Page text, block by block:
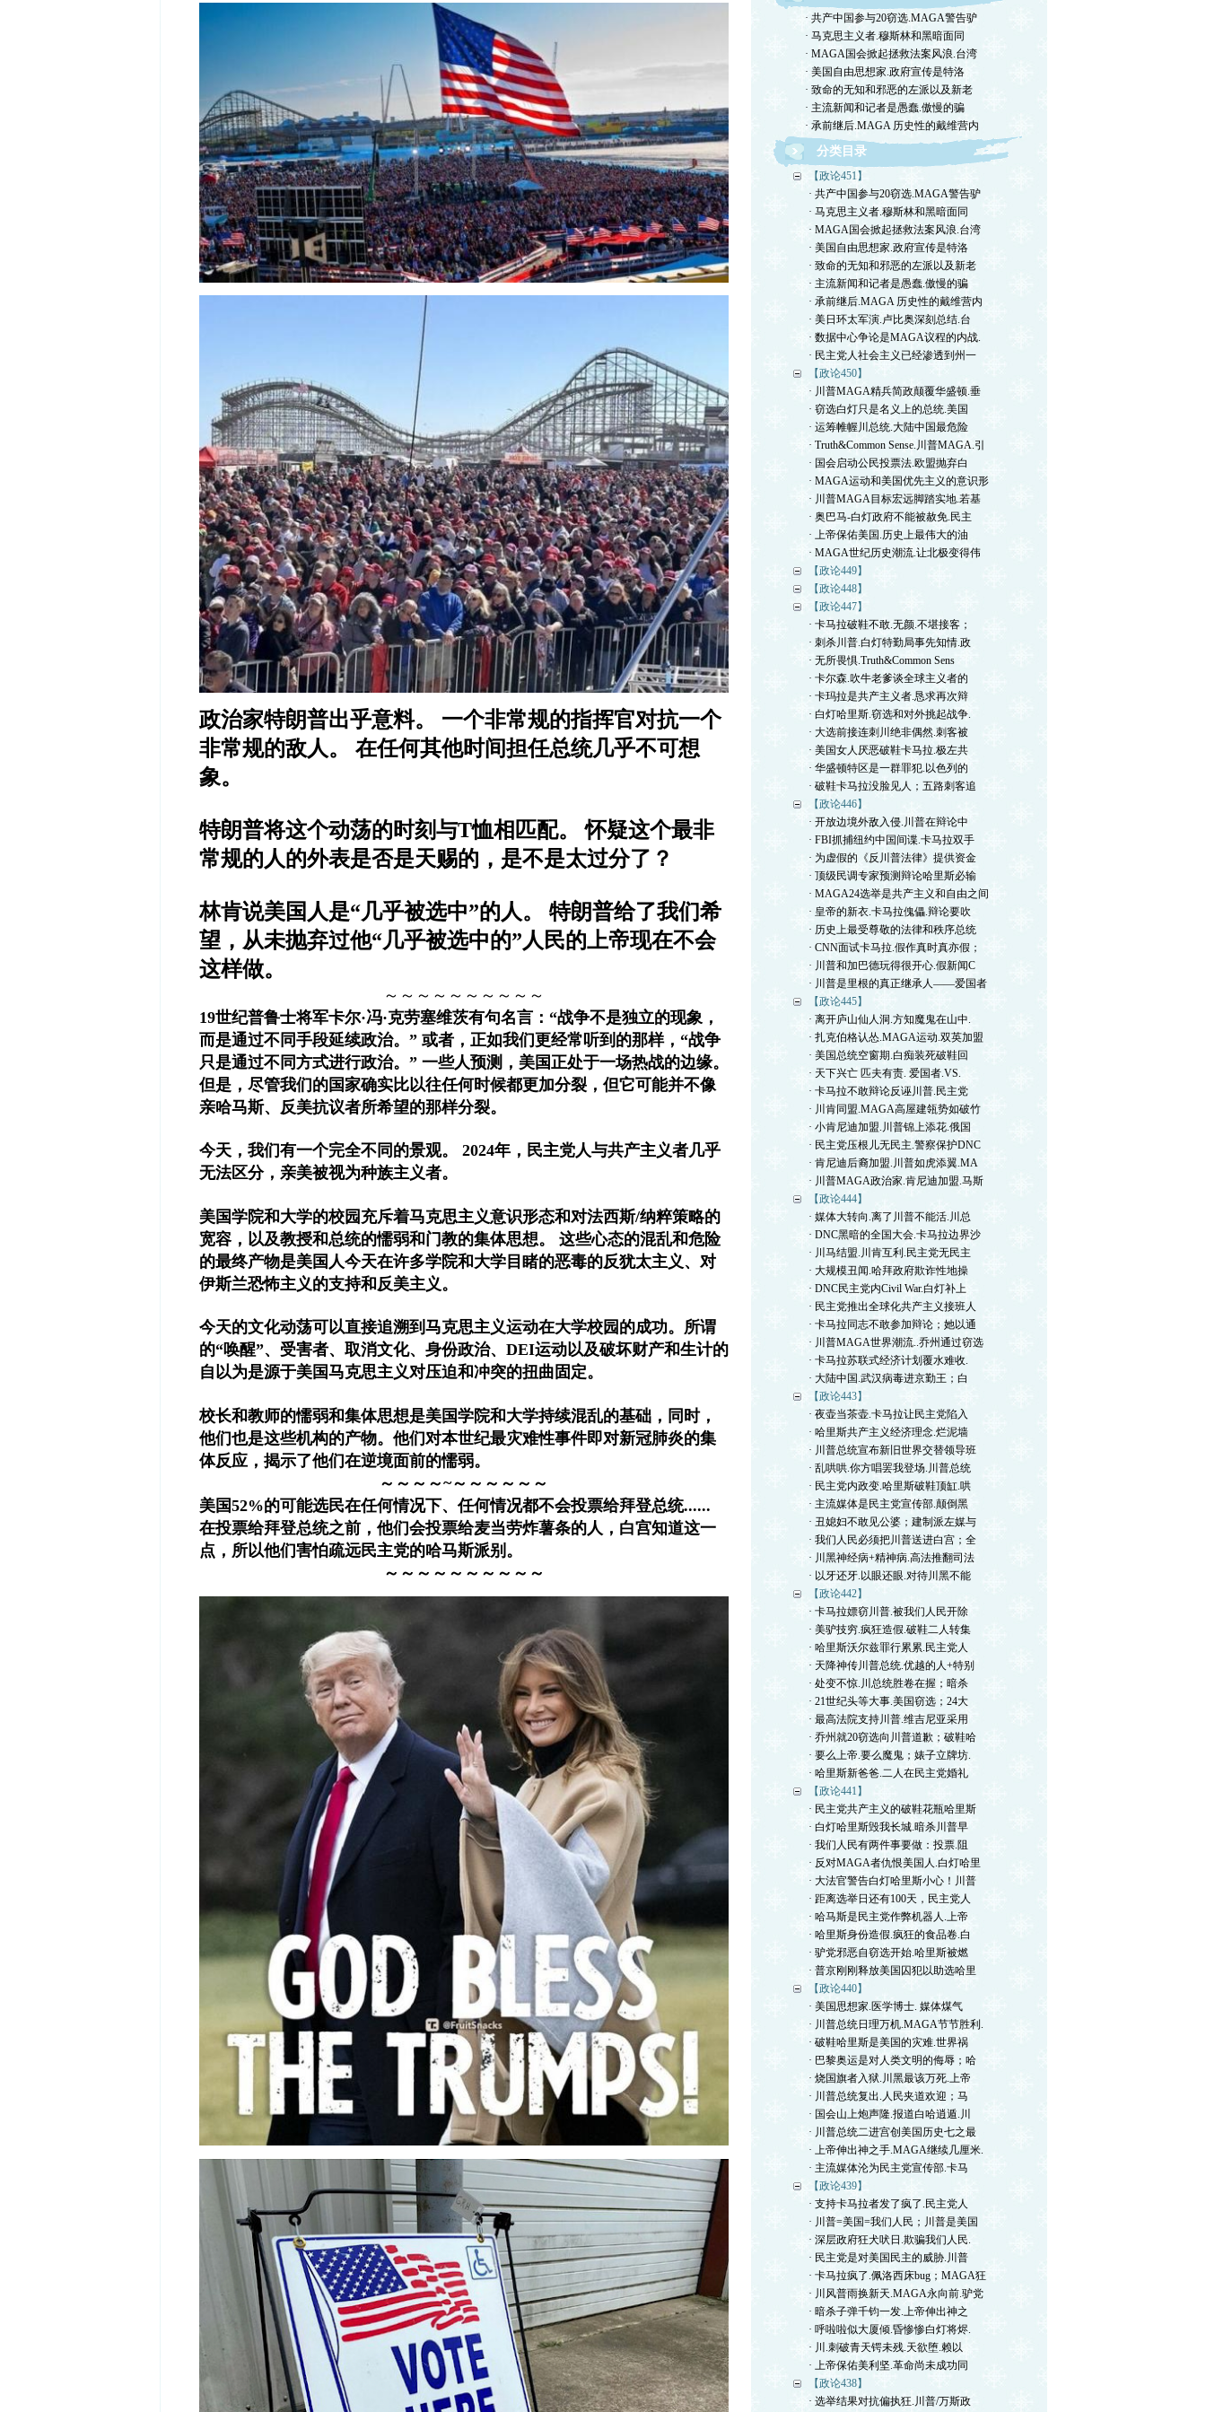
政治家特朗普出乎意料。 一个非常规的指挥官对抗一个
非常规的敌人。 在任何其他时间担任总统几乎不可想
象。
特朗普将这个动荡的时刻与T恤相匹配。 怀疑这个最非
常规的人的外表是否是天赐的，是不是太过分了？
林肯说美国人是“几乎被选中”的人。 特朗普给了我们希
望，从未抛弃过他“几乎被选中的”人民的上帝现在不会
这样做。
～～～～～～～～～～
19世纪普鲁士将军卡尔·冯·克劳塞维茨有句名言：“战争不是独立的现象，
而是通过不同手段延续政治。” 或者，正如我们更经常听到的那样，“战争
只是通过不同方式进行政治。” 一些人预测，美国正处于一场热战的边缘。
但是，尽管我们的国家确实比以往任何时候都更加分裂，但它可能并不像
亲哈马斯、反美抗议者所希望的那样分裂。
今天，我们有一个完全不同的景观。 2024年，民主党人与共产主义者几乎
无法区分，亲美被视为种族主义者。
美国学院和大学的校园充斥着马克思主义意识形态和对法西斯/纳粹策略的
宽容，以及教授和总统的懦弱和门教的集体思想。 这些心态的混乱和危险
的最终产物是美国人今天在许多学院和大学目睹的恶毒的反犹太主义、对
伊斯兰恐怖主义的支持和反美主义。
今天的文化动荡可以直接追溯到马克思主义运动在大学校园的成功。所谓
的“唤醒”、受害者、取消文化、身份政治、DEI运动以及破坏财产和生计的
自以为是源于美国马克思主义对压迫和冲突的扭曲固定。
校长和教师的懦弱和集体思想是美国学院和大学持续混乱的基础，同时，
他们也是这些机构的产物。他们对本世纪最灾难性事件即对新冠肺炎的集
体反应，揭示了他们在逆境面前的懦弱。
～～～～~～～～～～～
美国52%的可能选民在任何情况下、任何情况都不会投票给拜登总统......
在投票给拜登总统之前，他们会投票给麦当劳炸薯条的人，白宫知道这一
点，所以他们害怕疏远民主党的哈马斯派别。
～～～～～～～～～～
· 共产中国参与20窃选.MAGA警告驴
· 马克思主义者.穆斯林和黑暗面同
· MAGA国会掀起拯救法案风浪.台湾
· 美国自由思想家.政府宣传是特洛
· 致命的无知和邪恶的左派以及新老
· 主流新闻和记者是愚蠢.傲慢的骗
· 承前继后.MAGA 历史性的戴维营内
分类目录
【政论451】
· 共产中国参与20窃选.MAGA警告驴
· 马克思主义者.穆斯林和黑暗面同
· MAGA国会掀起拯救法案风浪.台湾
· 美国自由思想家.政府宣传是特洛
· 致命的无知和邪恶的左派以及新老
· 主流新闻和记者是愚蠢.傲慢的骗
· 承前继后.MAGA 历史性的戴维营内
· 美日环太军演.卢比奥深刻总结.台
· 数据中心争论是MAGA议程的内战.
· 民主党人社会主义已经渗透到州一
【政论450】
· 川普MAGA精兵简政颠覆华盛顿.垂
· 窃选白灯只是名义上的总统.美国
· 运筹帷幄川总统.大陆中国最危险
· Truth&Common Sense.川普MAGA.引
· 国会启动公民投票法.欧盟抛弃白
· MAGA运动和美国优先主义的意识形
· 川普MAGA目标宏远脚踏实地.若基
· 奥巴马-白灯政府不能被赦免.民主
· 上帝保佑美国.历史上最伟大的油
· MAGA世纪历史潮流.让北极变得伟
【政论449】
【政论448】
【政论447】
· 卡马拉破鞋不敢.无颜.不堪接客；
· 刺杀川普.白灯特勤局事先知情.政
· 无所畏惧.Truth&Common Sens
· 卡尔森.吹牛老爹谈全球主义者的
· 卡玛拉是共产主义者.恳求再次辩
· 白灯哈里斯.窃选和对外挑起战争.
· 大选前接连刺川绝非偶然.刺客被
· 美国女人厌恶破鞋卡马拉.极左共
· 华盛顿特区是一群罪犯.以色列的
· 破鞋卡马拉没脸见人；五路刺客追
【政论446】
· 开放边境外敌入侵.川普在辩论中
· FBI抓捕纽约中国间谍.卡马拉双手
· 为虚假的《反川普法律》提供资金
· 顶级民调专家预测辩论哈里斯必输
· MAGA24选举是共产主义和自由之间
· 皇帝的新衣.卡马拉傀儡.辩论要吹
· 历史上最受尊敬的法律和秩序总统
· CNN面试卡马拉.假作真时真亦假；
· 川普和加巴德玩得很开心.假新闻C
· 川普是里根的真正继承人——爱国者
【政论445】
· 离开庐山仙人洞.方知魔鬼在山中.
· 扎克伯格认怂.MAGA运动.双英加盟
· 美国总统空窗期.白痴装死破鞋回
· 天下兴亡 匹夫有责. 爱国者.VS.
· 卡马拉不敢辩论反诬川普.民主党
· 川肯同盟.MAGA高屋建瓴势如破竹
· 小肯尼迪加盟.川普锦上添花.俄国
· 民主党压根儿无民主.警察保护DNC
· 肯尼迪后裔加盟.川普如虎添翼.MA
· 川普MAGA政治家.肯尼迪加盟.马斯
【政论444】
· 媒体大转向.离了川普不能活.川总
· DNC黑暗的全国大会.卡马拉边界沙
· 川马结盟.川肯互利.民主党无民主
· 大规模丑闻.哈拜政府欺诈性地操
· DNC民主党内Civil War.白灯补上
· 民主党推出全球化共产主义接班人
· 卡马拉同志不敢参加辩论；她以通
· 川普MAGA世界潮流..乔州通过窃选
· 卡马拉苏联式经济计划覆水难收.
· 大陆中国.武汉病毒进京勤王；白
【政论443】
· 夜壶当茶壶.卡马拉让民主党陷入
· 哈里斯共产主义经济理念.烂泥墙
· 川普总统宣布新旧世界交替领导班
· 乱哄哄.你方唱罢我登场.川普总统
· 民主党内政变.哈里斯破鞋顶缸.哄
· 主流媒体是民主党宣传部.颠倒黑
· 丑媳妇不敢见公婆；建制派左媒与
· 我们人民必须把川普送进白宫；全
· 川黑神经病+精神病.高法推翻司法
· 以牙还牙.以眼还眼.对待川黑不能
【政论442】
· 卡马拉嫖窃川普.被我们人民开除
· 美驴技穷.疯狂造假.破鞋二人转集
· 哈里斯沃尔兹罪行累累.民主党人
· 天降神传川普总统.优越的人+特别
· 处变不惊.川总统胜卷在握；暗杀
· 21世纪头等大事.美国窃选；24大
· 最高法院支持川普.维吉尼亚采用
· 乔州就20窃选向川普道歉；破鞋哈
· 要么上帝.要么魔鬼；婊子立牌坊.
· 哈里斯新爸爸.二人在民主党婚礼
【政论441】
· 民主党共产主义的破鞋花瓶哈里斯
· 白灯哈里斯毁我长城.暗杀川普早
· 我们人民有两件事要做：投票.阻
· 反对MAGA者仇恨美国人.白灯哈里
· 大法官警告白灯哈里斯小心！川普
· 距离选举日还有100天，民主党人
· 哈马斯是民主党作弊机器人.上帝
· 哈里斯身份造假.疯狂的食品卷.白
· 驴党邪恶自窃选开始.哈里斯被燃
· 普京刚刚释放美国囚犯以助选哈里
【政论440】
· 美国思想家.医学博士. 媒体煤气
· 川普总统日理万机.MAGA节节胜利.
· 破鞋哈里斯是美国的灾难.世界祸
· 巴黎奥运是对人类文明的侮辱；哈
· 烧国旗者入狱.川黑最该万死.上帝
· 川普总统复出.人民夹道欢迎；马
· 国会山上炮声隆.报道白哈逍遁.川
· 川普总统二进宫创美国历史七之最
· 上帝伸出神之手.MAGA继续几厘米.
· 主流媒体沦为民主党宣传部.卡马
【政论439】
· 支持卡马拉者发了疯了.民主党人
· 川普=美国=我们人民；川普是美国
· 深层政府狂犬吠日.欺骗我们人民.
· 民主党是对美国民主的威胁.川普
· 卡马拉疯了.佩洛西床bug；MAGA狂
· 川风普雨换新天.MAGA永向前.驴党
· 暗杀子弹千钧一发.上帝伸出神之
· 呼啦啦似大厦倾.昏惨惨白灯将烬.
· 川.刺破青天锷未残.天欲堕.赖以
· 上帝保佑美利坚.革命尚未成功同
【政论438】
· 选举结果对抗偏执狂.川普/万斯政